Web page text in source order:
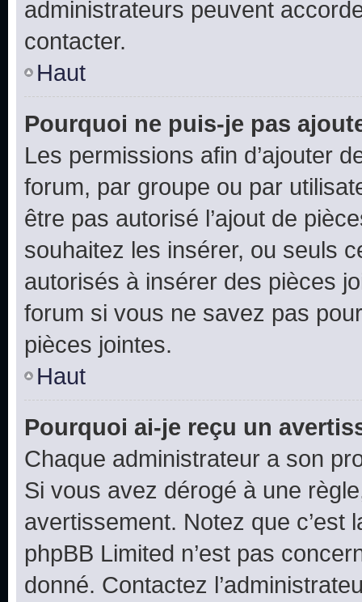
administrateurs peuvent
contacter.
Haut
Pourquoi ne puis-je pas
Les permissions afin d’ajouter
forum, par groupe ou par
être pas autorisé l’ajout de
souhaitez les insérer, ou seuls
autorisés à insérer des pièces
forum si vous ne savez pas
pièces jointes.
Haut
Pourquoi ai-je reçu un
Chaque administrateur a son
Si vous avez dérogé à une
avertissement. Notez que c’est
phpBB Limited n’est pas
donné. Contactez